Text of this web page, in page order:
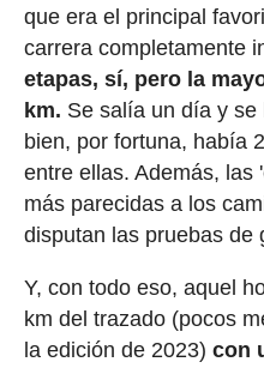
que era el principal
carrera completamente
etapas, sí, pero la
km. Se salía un día y se
bien, por fortuna, había
entre ellas. Además, las
más parecidas a los
disputan las pruebas de
Y, con todo eso, aquel
km del trazado (pocos
la edición de 2023) con